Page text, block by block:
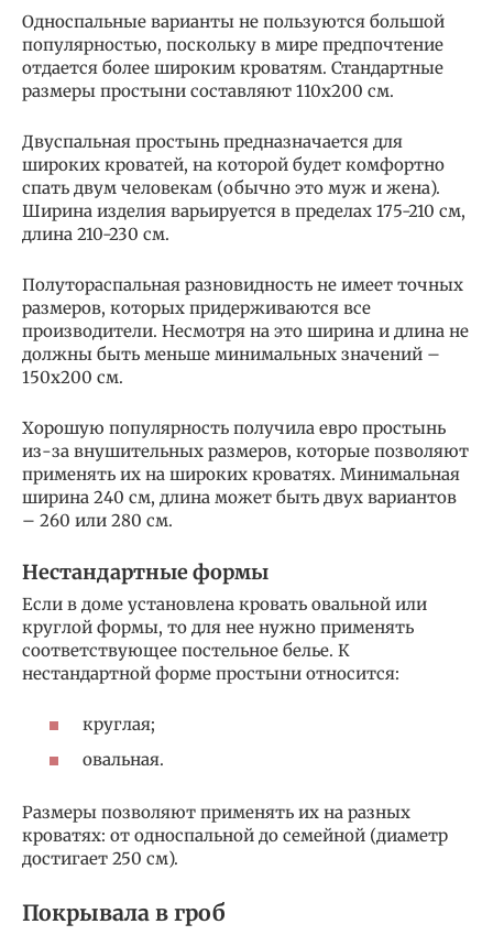
Односпальные варианты не пользуются большой
популярностью, поскольку в мире предпочтение
отдается более широким кроватям. Стандартные
размеры простыни составляют 110х200 см.
Двуспальная простынь предназначается для
широких кроватей, на которой будет комфортно
спать двум человекам (обычно это муж и жена).
Ширина изделия варьируется в пределах 175-210 см,
длина 210-230 см.
Полутораспальная разновидность не имеет точных
размеров, которых придерживаются все
производители. Несмотря на это ширина и длина не
должны быть меньше минимальных значений –
150х200 см.
Хорошую популярность получила евро простынь
из-за внушительных размеров, которые позволяют
применять их на широких кроватях. Минимальная
ширина 240 см, длина может быть двух вариантов
– 260 или 280 см.
Нестандартные формы
Если в доме установлена кровать овальной или
круглой формы, то для нее нужно применять
соответствующее постельное белье. К
нестандартной форме простыни относится:
круглая;
овальная.
Размеры позволяют применять их на разных
кроватях: от односпальной до семейной (диаметр
достигает 250 см).
Покрывала в гроб